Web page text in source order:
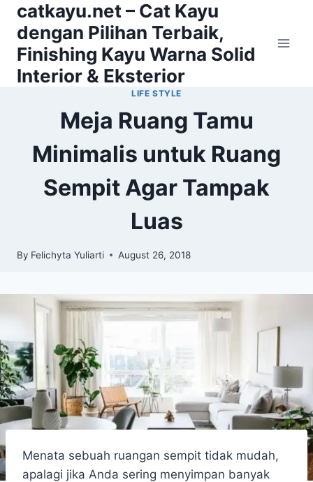
Skip
content
catkayu.net – Cat Kayu
dengan Pilihan Terbaik,
Finishing Kayu Warna Solid
Interior & Eksterior
LIFE STYLE
Meja Ruang Tamu
Minimalis untuk Ruang
Sempit Agar Tampak
Luas
By Felichyta Yuliarti August 26, 2018
Menata sebuah ruangan sempit tidak mudah,
apalagi jika Anda sering menyimpan banyak